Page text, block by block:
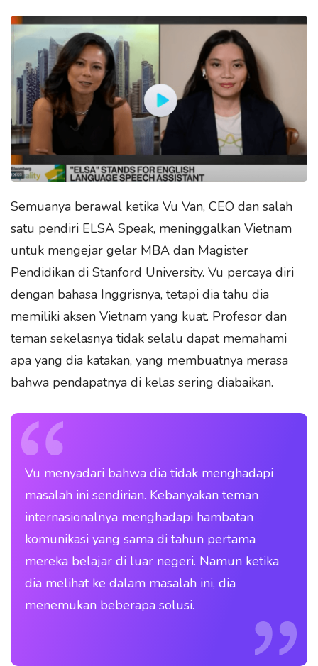
Semuanya berawal ketika Vu Van, CEO dan salah
satu pendiri ELSA Speak, meninggalkan Vietnam
untuk mengejar gelar MBA dan Magister
Pendidikan di Stanford University. Vu percaya diri
dengan bahasa Inggrisnya, tetapi dia tahu dia
memiliki aksen Vietnam yang kuat. Profesor dan
teman sekelasnya tidak selalu dapat memahami
apa yang dia katakan, yang membuatnya merasa
bahwa pendapatnya di kelas sering diabaikan.
Vu menyadari bahwa dia tidak menghadapi
masalah ini sendirian. Kebanyakan teman
internasionalnya menghadapi hambatan
komunikasi yang sama di tahun pertama
mereka belajar di luar negeri. Namun ketika
dia melihat ke dalam masalah ini, dia
menemukan beberapa solusi.